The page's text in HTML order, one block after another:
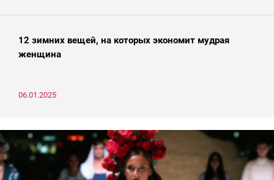
12 зимних вещей, на которых экономит мудрая
женщина
06.01.2025